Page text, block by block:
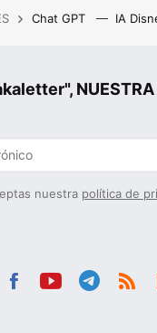
Chat GPT IA
nuestra política de